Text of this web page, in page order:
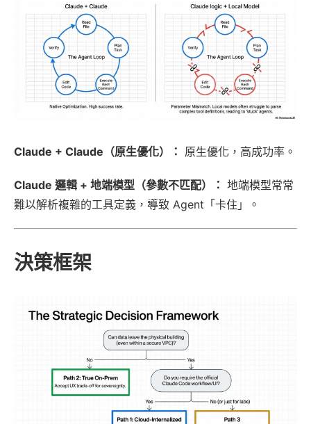
Claude + Claude（原生優化）： 原生優化，高成功率。
Claude 邏輯 + 地端模型（參數不匹配）： 地端模型常常
難以解析複雜的工具定義，導致 Agent「卡住」。
決策框架